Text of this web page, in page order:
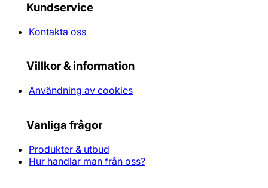
Kundservice
Kontakta oss
Villkor & information
Användning av cookies
Vanliga frågor
Produkter & utbud
Hur handlar man från oss?